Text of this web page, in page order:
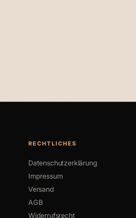
RECHTLICHES
Datenschutzerklärung
Impressum
Versand
AGB
Widerrufsrecht